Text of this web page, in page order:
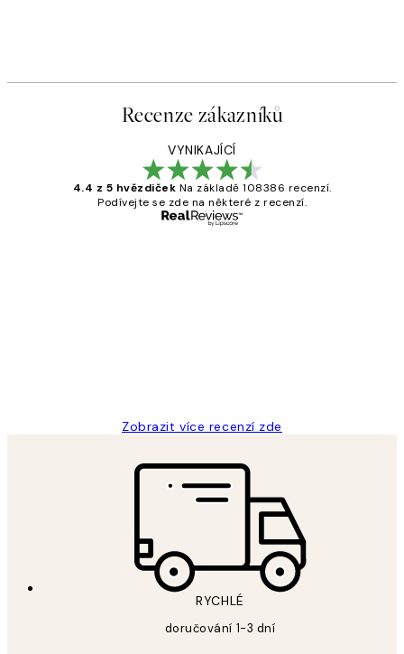
Recenze zákazníků
VYNIKAJÍCÍ
4.4 z 5 hvězdiček Na základě 108386 recenzí.
Podívejte se zde na některé z recenzí.
Zobrazit více recenzí zde
RYCHLÉ
doručování 1-3 dní